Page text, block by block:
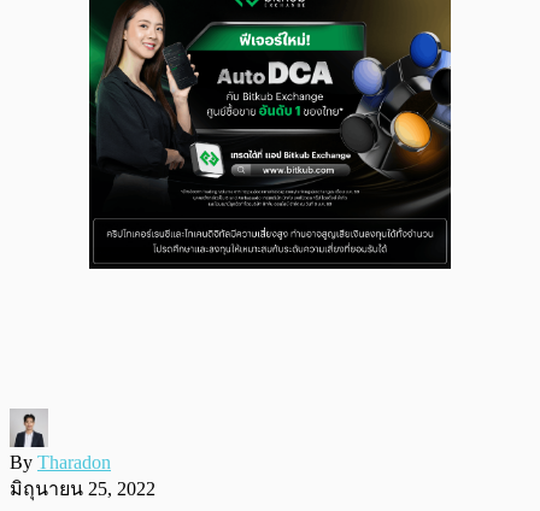
By Tharadon
มิถุนายน 25, 2022